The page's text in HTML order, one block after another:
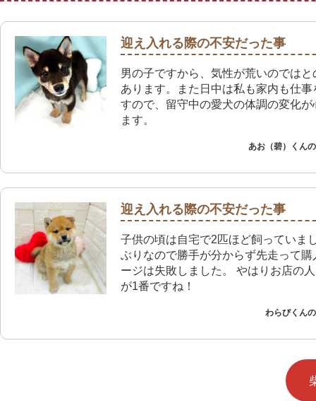
迎え入れる際の不安だった事
男の子ですから、気性が荒いのではと
あります。また日中は私も家内も仕事
すので、留守中の愛犬の体調の変化が
ます。
あお（碧）くん
迎え入れる際の不安だった事
子供の頃は自宅で2匹ほど飼っていま
ぶりなので勝手が分からず先走って購
ージは失敗しました。 やはりお店の
が1番ですね！
わらびくん